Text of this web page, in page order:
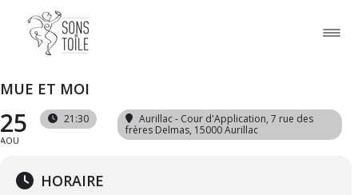
MUE ET MOI
25
AOU
21:30 Aurillac - Cour d'Application, 7 rue des
frères Delmas, 15000 Aurillac
HORAIRE